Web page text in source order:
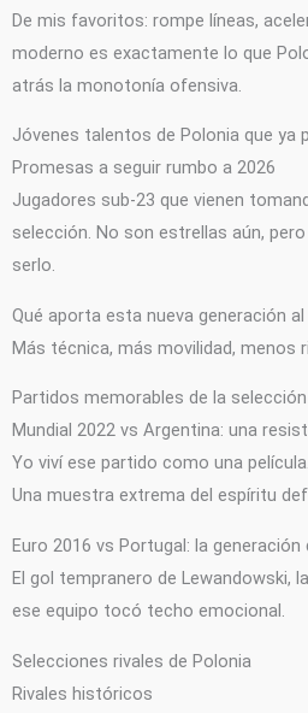
De mis favoritos: rompe líneas,
moderno es exactamente lo que
atrás la monotonía ofensiva.
Jóvenes talentos de Polonia que ya
Promesas a seguir rumbo a 2026
Jugadores sub-23 que vienen
selección. No son estrellas aún,
serlo.
Qué aporta esta nueva generación
Más técnica, más movilidad, menos
Partidos memorables de la
Mundial 2022 vs Argentina: una
Yo viví ese partido como una
Una muestra extrema del espíritu
Euro 2016 vs Portugal: la generación
El gol tempranero de Lewandowski,
ese equipo tocó techo emocional.
Selecciones rivales de Polonia
Rivales históricos